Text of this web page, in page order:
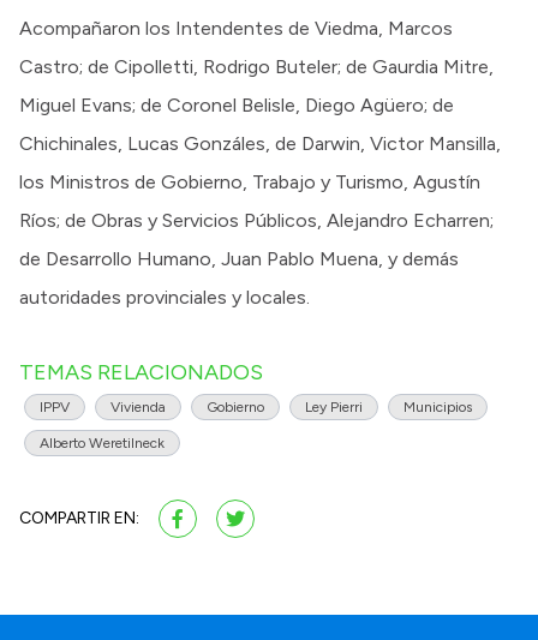
Acompañaron los Intendentes de Viedma, Marcos
Castro; de Cipolletti, Rodrigo Buteler; de Gaurdia Mitre,
Miguel Evans; de Coronel Belisle, Diego Agüero; de
Chichinales, Lucas Gonzáles, de Darwin, Victor Mansilla,
los Ministros de Gobierno, Trabajo y Turismo, Agustín
Ríos; de Obras y Servicios Públicos, Alejandro Echarren;
de Desarrollo Humano, Juan Pablo Muena, y demás
autoridades provinciales y locales.
TEMAS RELACIONADOS
IPPV Vivienda Gobierno Ley Pierri Municipios
Alberto Weretilneck
COMPARTIR EN: